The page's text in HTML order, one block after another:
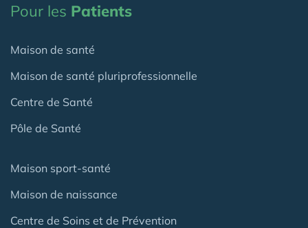
Pour les Patients
Maison de santé
Maison de santé pluriprofessionnelle
Centre de Santé
Pôle de Santé
Maison sport-santé
Maison de naissance
Centre de Soins et de Prévention